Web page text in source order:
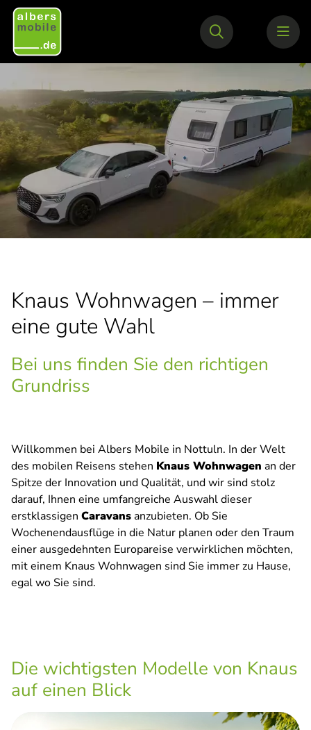
Knaus Wohnwagen – immer
eine gute Wahl
Bei uns finden Sie den richtigen
Grundriss
Willkommen bei Albers Mobile in Nottuln. In der Welt
des mobilen Reisens stehen Knaus Wohnwagen an der
Spitze der Innovation und Qualität, und wir sind stolz
darauf, Ihnen eine umfangreiche Auswahl dieser
erstklassigen Caravansanzubieten. Ob Sie
Wochenendausflüge in die Natur planen oder den Traum
einer ausgedehnten Europareise verwirklichen möchten,
mit einem Knaus Wohnwagen sind Sie immer zu Hause,
egal wo Sie sind.
Die wichtigsten Modelle von Knaus
auf einen Blick